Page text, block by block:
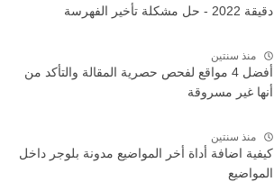
دقيقة 2022 - حل مشكلة تأخير الفهرسة
منذ سنتين
أفضل 4 مواقع لفحص حصرية المقالة والتأكد من
أنها غير مسروقة
منذ سنتين
كيفية اضافة أداة أخر المواضيع مدونة بلوجر داخل
المواضيع